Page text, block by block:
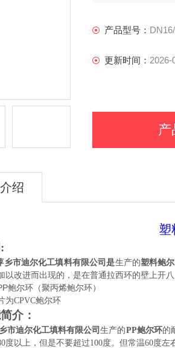
产品型号：
更新时间： 2026-
产
绍
塑
乡市迪尔化工填料有限公司是生产的塑料鲍
以改进而出现的，是在普通拉西环的壁上开
鲍尔环（聚丙烯鲍尔环）
为CPVC鲍尔环
介：
市迪尔化工填料有限公司生产的PP鲍尔环的
度以上，但是不要超过100度。但常温60度左